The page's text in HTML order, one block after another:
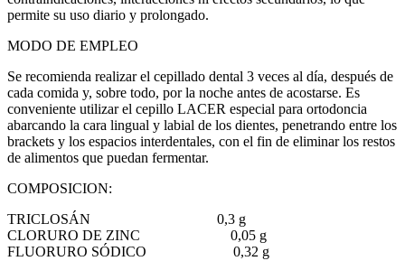
permite su uso diario y prolongado.
MODO DE EMPLEO
Se recomienda realizar el cepillado dental 3 veces al día, después de
cada comida y, sobre todo, por la noche antes de acostarse. Es
conveniente utilizar el cepillo LACER especial para ortodoncia
abarcando la cara lingual y labial de los dientes, penetrando entre los
brackets y los espacios interdentales, con el fin de eliminar los restos
de alimentos que puedan fermentar.
COMPOSICION:
TRICLOSÁN 0,3 g
CLORURO DE ZINC 0,05 g
FLUORURO SÓDICO 0,32 g